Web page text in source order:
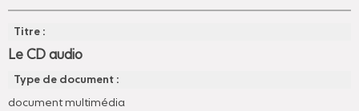
Titre :
Le CD audio
Type de document :
document multimédia